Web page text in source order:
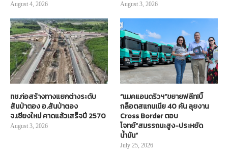
August 4, 2026 August 3, 2026
ทช.ก่อสร้างทางแยกต่างระดับ
สันป่าตอง อ.สันป่าตอง
จ.เชียงใหม่ คาดแล้วเสร็จปี 2570
August 3, 2026
“แมคแอนดริวฯ”ขยายฟลีท!บิ๊
กล็อตสแกนเนีย 40 คัน ลุยงาน
Cross Border ตอบ
โจทย์“สมรรถนะสูง-ประหยัด
น้ำมัน”
July 25, 2026